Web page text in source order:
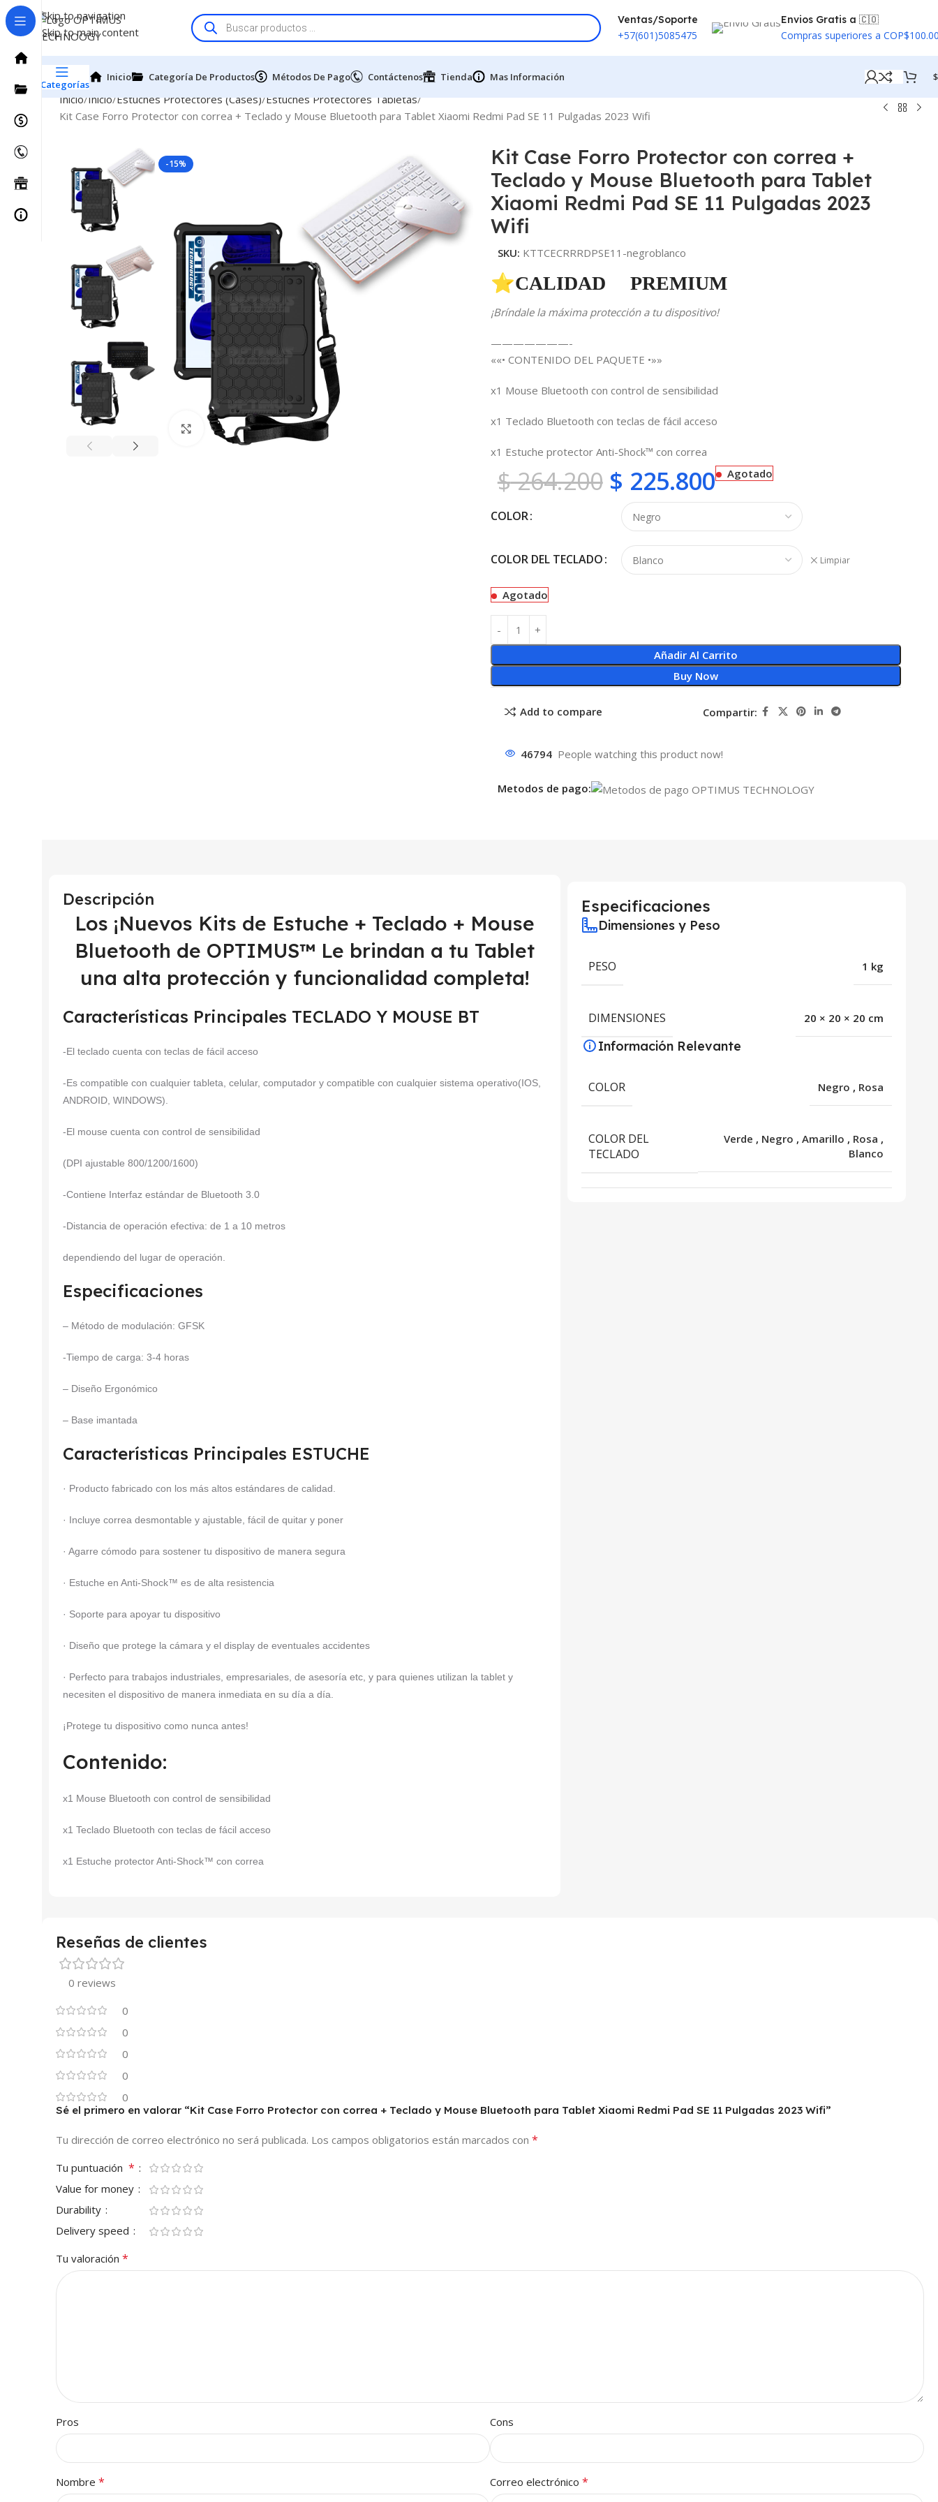
Skip to navigation
Skip to main content
Ventas/Soporte
+57(601)5085475
Envios Gratis a 🇨🇴
Compras superiores a
Categorías
Inicio Categoría De Productos Métodos De Pago Contáctenos Tienda Mas Información $
Inicio Inicio Estuches Protectores (Cases) Estuches Protectores Tabletas
Kit Case Forro Protector con correa + Teclado y Mouse Bluetooth para Tablet Xiaomi Redmi Pad SE 11 Pulgadas 2023 Wifi
-15%
Click to enlarge
Kit Case Forro Protector con correa +
Teclado y Mouse Bluetooth para Tablet
Xiaomi Redmi Pad SE 11 Pulgadas 2023
Wifi
SKU: KTTCECRRRDPSE11-negroblanco
⭐CALIDAD PREMIUM
¡Bríndale la máxima protección a tu dispositivo!
———————-
««• CONTENIDO DEL PAQUETE •»»
x1 Mouse Bluetooth con control de sensibilidad
x1 Teclado Bluetooth con teclas de fácil acceso
x1 Estuche protector Anti-Shock™ con correa
$264.200 $ 225.800 Agotado
COLOR
COLOR DEL TECLADO Limpiar
Agotado
Añadir Al Carrito
Buy Now
Add to compare Compartir:
46794 People watching this product now!
Metodos de pago:
Descripción
Los ¡Nuevos Kits de Estuche + Teclado + Mouse
Bluetooth de OPTIMUS™ Le brindan a tu Tablet
una alta protección y funcionalidad completa!
Características Principales TECLADO Y MOUSE BT
-El teclado cuenta con teclas de fácil acceso
-Es compatible con cualquier tableta, celular, computador y compatible con cualquier sistema operativo(IOS,
ANDROID, WINDOWS).
-El mouse cuenta con control de sensibilidad
(DPI ajustable 800/1200/1600)
-Contiene Interfaz estándar de Bluetooth 3.0
-Distancia de operación efectiva: de 1 a 10 metros
dependiendo del lugar de operación.
Especificaciones
– Método de modulación: GFSK
-Tiempo de carga: 3-4 horas
– Diseño Ergonómico
– Base imantada
Características Principales ESTUCHE
· Producto fabricado con los más altos estándares de calidad.
· Incluye correa desmontable y ajustable, fácil de quitar y poner
· Agarre cómodo para sostener tu dispositivo de manera segura
· Estuche en Anti-Shock™ es de alta resistencia
· Soporte para apoyar tu dispositivo
· Diseño que protege la cámara y el display de eventuales accidentes
· Perfecto para trabajos industriales, empresariales, de asesoría etc, y para quienes utilizan la tablet y
necesiten el dispositivo de manera inmediata en su día a día.
¡Protege tu dispositivo como nunca antes!
Contenido:
x1 Mouse Bluetooth con control de sensibilidad
x1 Teclado Bluetooth con teclas de fácil acceso
x1 Estuche protector Anti-Shock™ con correa
Especificaciones
Dimensiones y Peso
PESO 1 kg
DIMENSIONES 20 × 20 × 20 cm
Información Relevante
COLOR Negro , Rosa
COLOR DEL
TECLADO
Verde , Negro ,Amarillo , Rosa ,
Blanco
Reseñas de clientes
0 reviews
0
0
0
0
0
Sé el primero en valorar “Kit Case Forro Protector con correa + Teclado y Mouse Bluetooth para Tablet Xiaomi Redmi Pad SE 11 Pulgadas 2023 Wifi”
Tu dirección de correo electrónico no será publicada. Los campos obligatorios están marcados con *
Tu puntuación *
Value for money
Durability
Delivery speed
Tu valoración *
Pros Cons
Nombre * Correo electrónico *